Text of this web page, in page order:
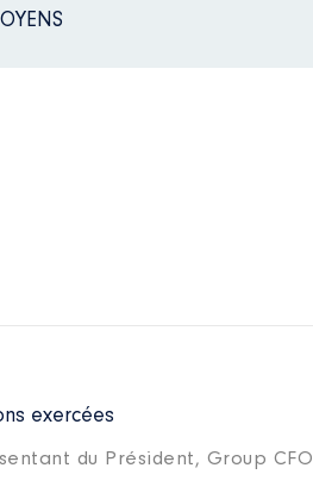
exercées
du Président, Group CFO